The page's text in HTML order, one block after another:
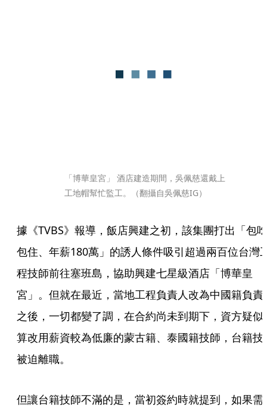
「博華皇宮」 酒店建造期間，吳佩慈還戴上
工地帽幫忙監工。（翻攝自吳佩慈IG）
據《TVBS》報導，飯店興建之初，該集團打出「包吃
包住、年薪180萬」的誘人條件吸引超過兩百位台灣
程技師前往塞班島，協助興建七星級酒店「博華皇
宮」。但就在最近，當地工程負責人改為中國籍負責
之後，一切都變了調，在合約尚未到期下，資方疑似
算改用薪資較為低廉的蒙古籍、泰國籍技師，台籍技
被迫離職。
但讓台籍技師不滿的是，當初簽約時就提到，如果需